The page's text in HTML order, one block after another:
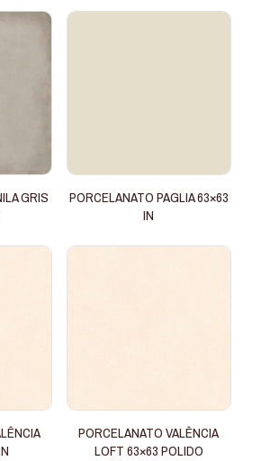
GRIS
PORCELANATO PAGLIA 63×63
IN
PORCELANATO VALÊNCIA
LOFT 63×63 POLIDO